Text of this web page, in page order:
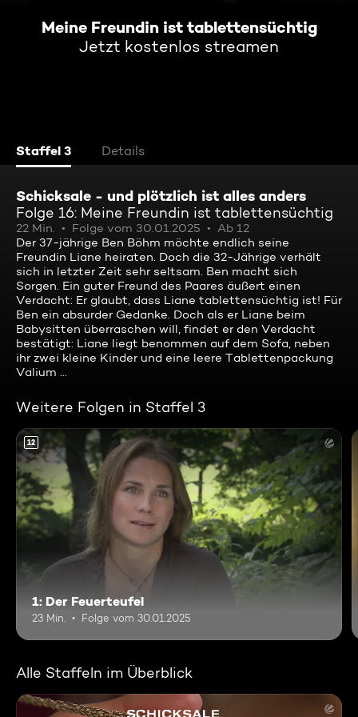
Meine Freundin ist tablettensüchtig
Jetzt kostenlos streamen
Staffel 3 Details
Schicksale - und plötzlich ist alles anders
Folge 16: Meine Freundin ist tablettensüchtig
22 Min. Folge vom 30.01.2025
Ab 12
Der 37-jährige Ben Böhm möchte endlich seine
Freundin Liane heiraten. Doch die 32-Jährige verhält
sich in letzter Zeit sehr seltsam. Ben macht sich
Sorgen. Ein guter Freund des Paares äußert einen
Verdacht: Er glaubt, dass Liane tablettensüchtig ist! Für
Ben ein absurder Gedanke. Doch als er Liane beim
Babysitten überraschen will, findet er den Verdacht
bestätigt: Liane liegt benommen auf dem Sofa, neben
ihr zwei kleine Kinder und eine leere Tablettenpackung
Valium ...
Weitere Folgen in Staffel 3
12
1: Der Feuerteufel
23 Min. Folge vom 30.01.2025
Alle Staffeln im Überblick